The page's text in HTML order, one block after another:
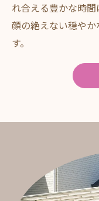
れ合える豊かな時
顔の絶えない穏や
す。